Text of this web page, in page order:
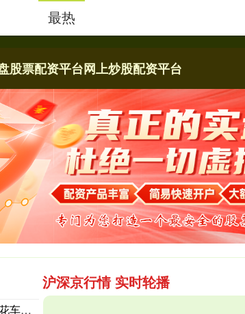
股票配资平台网上炒股配资平台
瓜节
沪深京行情 实时轮播
最热